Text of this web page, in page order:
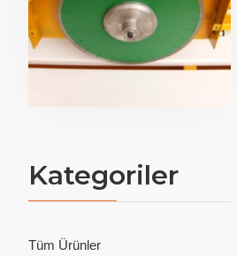
Kategoriler
Tüm Ürünler